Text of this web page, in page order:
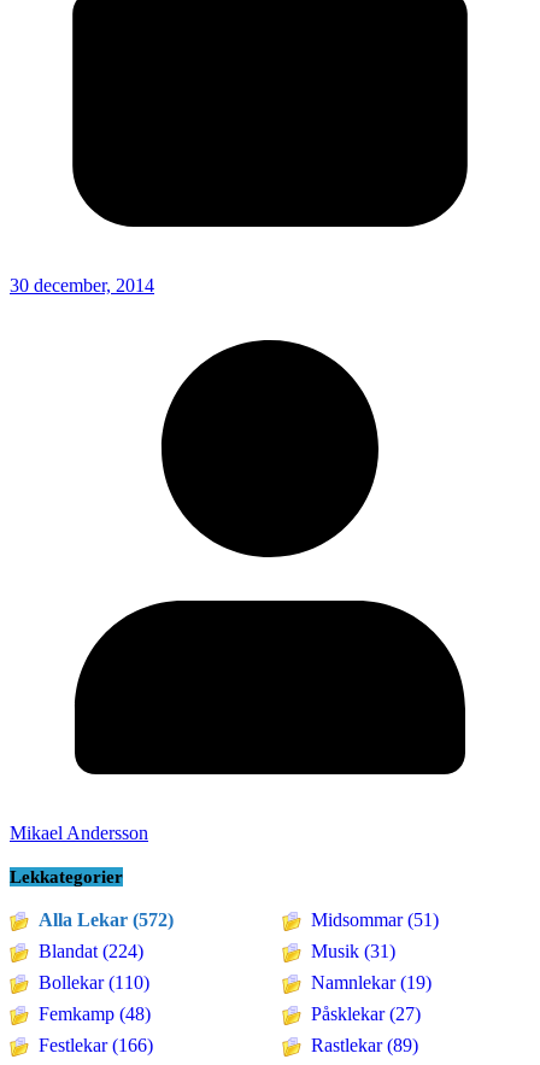
30 december, 2014
Mikael Andersson
Lekkategorier
Alla Lekar (572)
Blandat (224)
Bollekar (110)
Femkamp (48)
Festlekar (166)
Midsommar (51)
Musik (31)
Namnlekar (19)
Påsklekar (27)
Rastlekar (89)